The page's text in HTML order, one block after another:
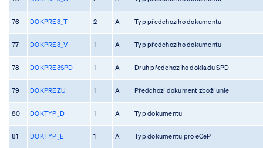
76 DOKPRE3_T 2 A Typ předchozího dokumentu
77 DOKPRE3_V 1 A Typ předchozího dokumentu
78 DOKPRE3SPD 1 A Druh předchozího dokladu SPD
79 DOKPREZU 1 A Předchozí dokument zboží unie
80 DOKTYP_D 1 A Typ dokumentu
81 DOKTYP_E 1 A Typ dokumentu pro eCeP